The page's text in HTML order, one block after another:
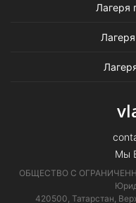
Лагеря
Мы
ОБЩЕСТВО С
420500, Татарстан,